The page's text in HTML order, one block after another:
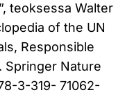
teoksessa Walter
of the UN
Responsible
Springer Nature
3-319- 71062-